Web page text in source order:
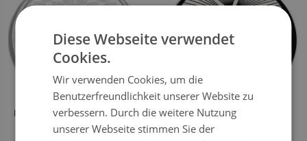
RUNDER VINYL TEPPICH LÄUFER
PUNKTIERTE BLUMEN
RUNDE TEPPICH PVC
FLORISTISCHE LINIEN
Diese Webseite verwendet
Cookies.
Wir verwenden Cookies, um die
Benutzerfreundlichkeit unserer Website zu
verbessern. Durch die weitere Nutzung
unserer Webseite stimmen Sie der